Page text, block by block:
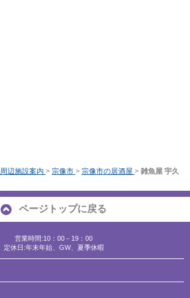
周辺施設案内 > 宗像市 > 宗像市の居酒屋 > 雑魚屋 宇久
ページトップに戻る
営業時間:10：00－19：00
定休日:年末年始、GW、夏季休暇